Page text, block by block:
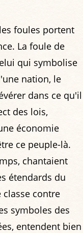
foules portent
La foule de
qui symbolise
nation, le
dans ce qu'il
des lois,
économie
ce peuple-là.
chantaient
étendards du
classe contre
symboles des
entendent bien